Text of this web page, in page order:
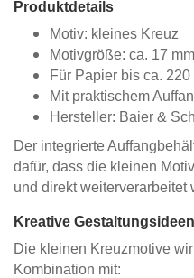
Produktdetails
Motiv: kleines Kreuz
Motivgröße: ca. 17 mm
Für Papier bis ca.
Mit praktischem
Hersteller: Baier &
Der integrierte
dafür, dass die kleinen
und direkt weiterverarbeitet
Kreative Gestaltungsideen
Die kleinen Kreuzmotive
Kombination mit: